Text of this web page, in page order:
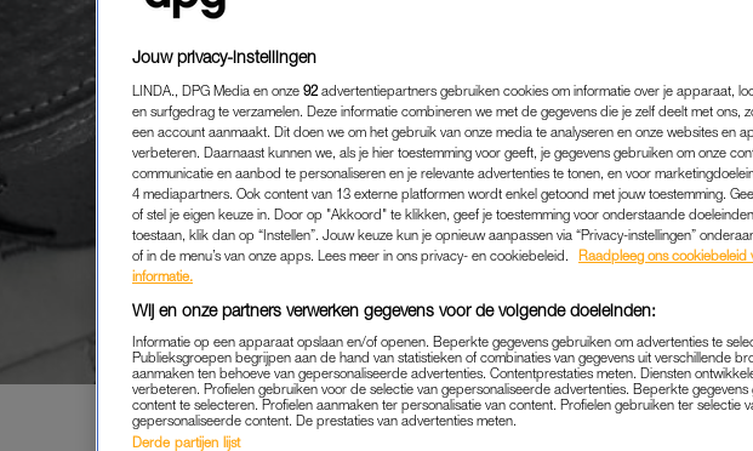
BINNENLAND|ASJEMENOU
Jouw privacy-instellingen
LINDA., DPG Media en onze 92 advertentiepartners gebruiken cookies om informatie over je apparaat,
en surfgedrag te verzamelen. Deze informatie combineren we met de gegevens die je zelf deelt met ons,
een account aanmaakt. Dit doen we om het gebruik van onze media te analyseren en onze websites en
verbeteren. Daarnaast kunnen we, als je hier toestemming voor geeft, je gegevens gebruiken om onze
communicatie en aanbod te personaliseren en je relevante advertenties te tonen, en voor
4 mediapartners. Ook content van 13 externe platformen wordt enkel getoond met jouw toestemming.
of stel je eigen keuze in. Door op "Akkoord" te klikken, geef je toestemming voor onderstaande
toestaan, klik dan op “Instellen”. Jouw keuze kun je opnieuw aanpassen via “Privacy-instellingen”
of in de menu’s van onze apps. Lees meer in ons privacy- en cookiebeleid.
Raadpleeg ons cookiebeleid
informatie.
Wij en onze partners verwerken gegevens voor de volgende doeleinden:
Informatie op een apparaat opslaan en/of openen. Beperkte gegevens gebruiken om advertenties te
Publieksgroepen begrijpen aan de hand van statistieken of combinaties van gegevens uit verschillende
aanmaken ten behoeve van gepersonaliseerde advertenties. Contentprestaties meten. Diensten
verbeteren. Profielen gebruiken voor de selectie van gepersonaliseerde advertenties. Beperkte
content te selecteren. Profielen aanmaken ter personalisatie van content. Profielen gebruiken ter selectie
gepersonaliseerde content. De prestaties van advertenties meten.
Derde partijen lijst